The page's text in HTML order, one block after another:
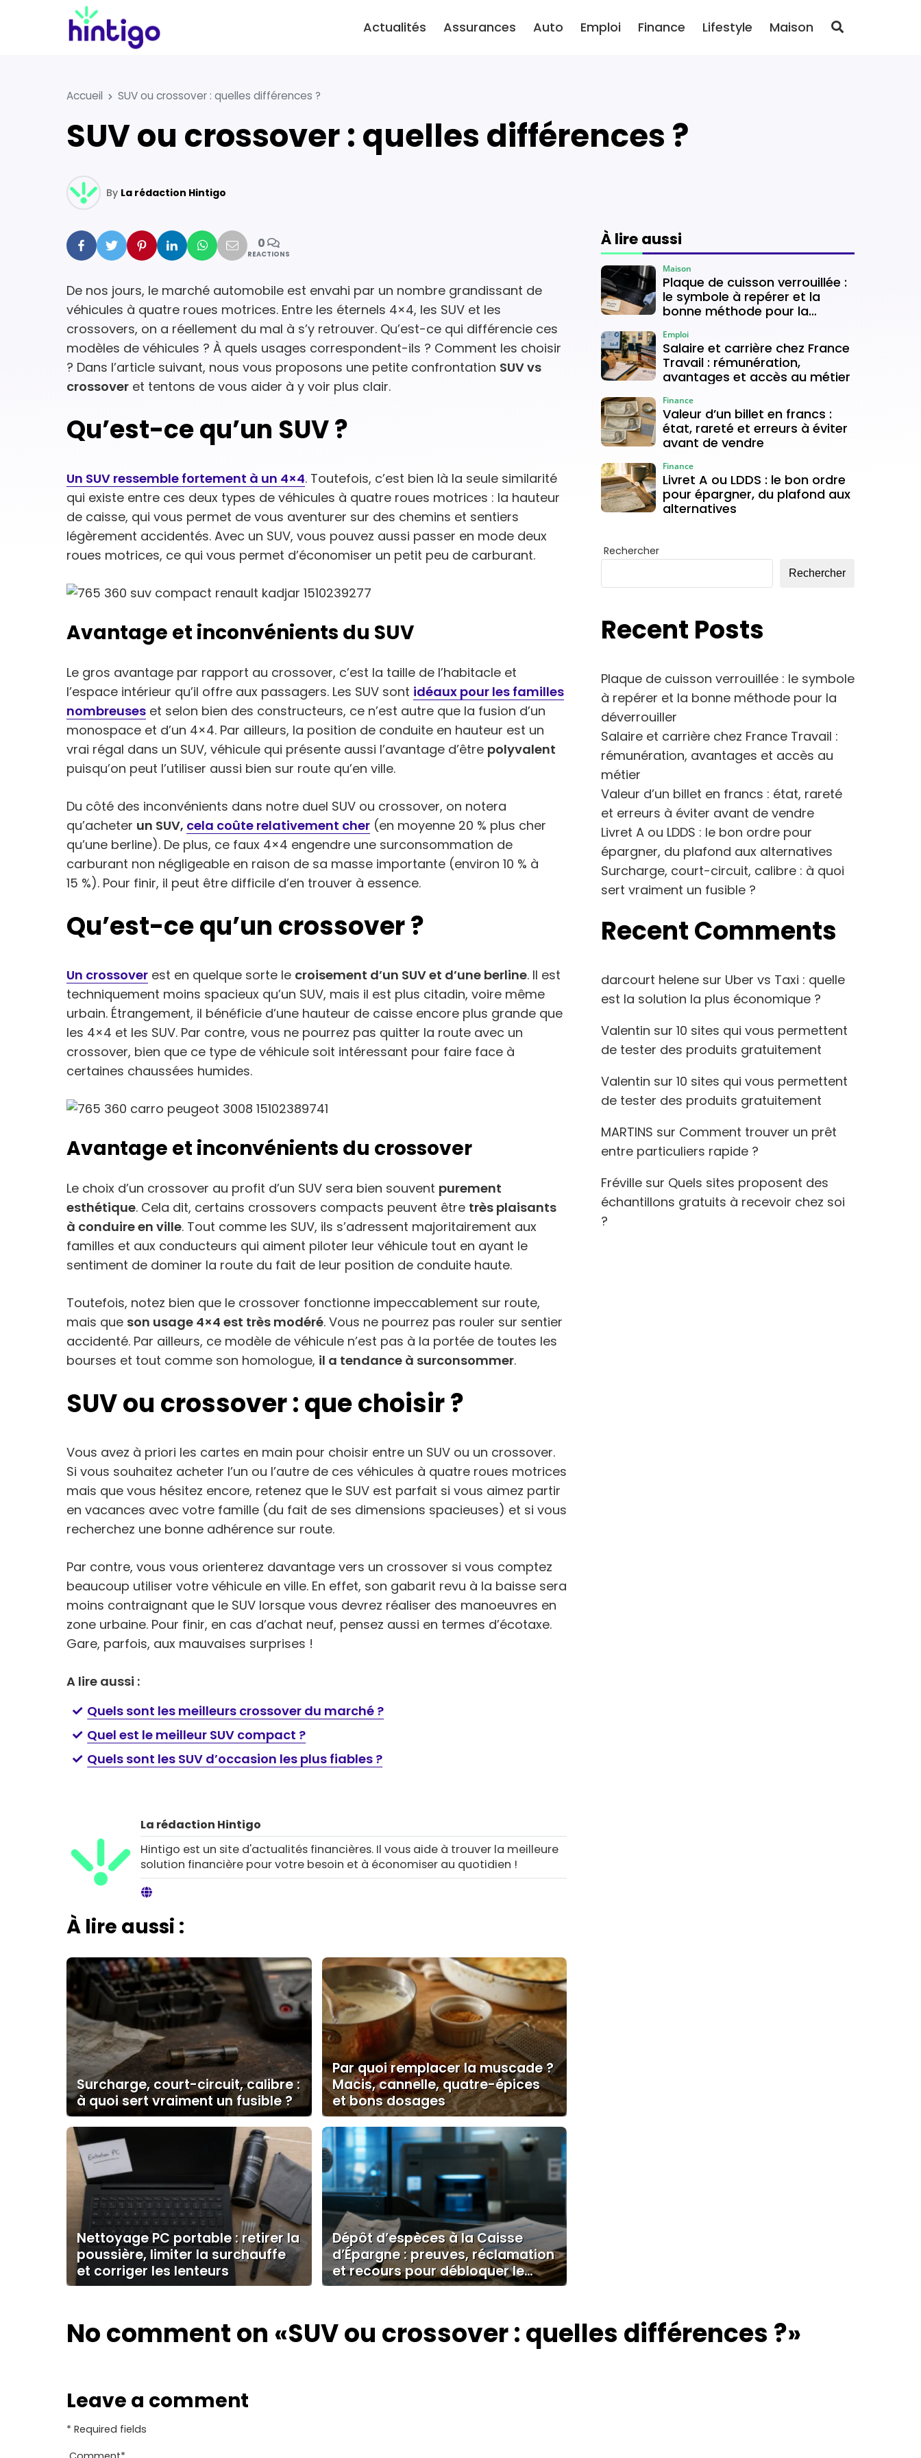
Actualités Assurances Auto Emploi Finance Lifestyle Maison
Accueil SUV ou crossover : quelles différences ?
SUV ou crossover : quelles différences ?
By La rédaction Hintigo
Facebook
Twitter PinterestLinkedinWhatsapp
Mail0
REACTIONS
De nos jours, le marché automobile est envahi par un nombre grandissant de
véhicules à quatre roues motrices. Entre les éternels 4×4, les SUV et les
crossovers, on a réellement du mal à s’y retrouver. Qu’est-ce qui différencie ces
modèles de véhicules ? À quels usages correspondent-ils ? Comment les choisir
? Dans l’article suivant, nous vous proposons une petite confrontation SUV vs
crossover et tentons de vous aider à y voir plus clair.
Qu’est-ce qu’un SUV ?
Un SUV ressemble fortement à un 4×4. Toutefois, c’est bien là la seule similarité
qui existe entre ces deux types de véhicules à quatre roues motrices : la hauteur
de caisse, qui vous permet de vous aventurer sur des chemins et sentiers
légèrement accidentés. Avec un SUV, vous pouvez aussi passer en mode deux
roues motrices, ce qui vous permet d’économiser un petit peu de carburant.
Avantage et inconvénients du SUV
Le gros avantage par rapport au crossover, c’est la taille de l’habitacle et
l’espace intérieur qu’il offre aux passagers. Les SUV sont idéaux pour les familles
nombreuses et selon bien des constructeurs, ce n’est autre que la fusion d’un
monospace et d’un 4×4. Par ailleurs, la position de conduite en hauteur est un
vrai régal dans un SUV, véhicule qui présente aussi l’avantage d’être polyvalent
puisqu’on peut l’utiliser aussi bien sur route qu’en ville.
Du côté des inconvénients dans notre duel SUV ou crossover, on notera
qu’acheter un SUV, cela coûte relativement cher (en moyenne 20 % plus cher
qu’une berline). De plus, ce faux 4×4 engendre une surconsommation de
carburant non négligeable en raison de sa masse importante (environ 10 % à
15 %). Pour finir, il peut être difficile d’en trouver à essence.
Qu’est-ce qu’un crossover ?
Un crossover est en quelque sorte le croisement d’un SUV et d’une berline. Il est
techniquement moins spacieux qu’un SUV, mais il est plus citadin, voire même
urbain. Étrangement, il bénéficie d’une hauteur de caisse encore plus grande que
les 4×4 et les SUV. Par contre, vous ne pourrez pas quitter la route avec un
crossover, bien que ce type de véhicule soit intéressant pour faire face à
certaines chaussées humides.
Avantage et inconvénients du crossover
Le choix d’un crossover au profit d’un SUV sera bien souvent purement
esthétique. Cela dit, certains crossovers compacts peuvent être très plaisants
à conduire en ville. Tout comme les SUV, ils s’adressent majoritairement aux
familles et aux conducteurs qui aiment piloter leur véhicule tout en ayant le
sentiment de dominer la route du fait de leur position de conduite haute.
Toutefois, notez bien que le crossover fonctionne impeccablement sur route,
mais que son usage 4×4 est très modéré. Vous ne pourrez pas rouler sur sentier
accidenté. Par ailleurs, ce modèle de véhicule n’est pas à la portée de toutes les
bourses et tout comme son homologue, il a tendance à surconsommer.
SUV ou crossover : que choisir ?
Vous avez à priori les cartes en main pour choisir entre un SUV ou un crossover.
Si vous souhaitez acheter l’un ou l’autre de ces véhicules à quatre roues motrices
mais que vous hésitez encore, retenez que le SUV est parfait si vous aimez partir
en vacances avec votre famille (du fait de ses dimensions spacieuses) et si vous
recherchez une bonne adhérence sur route.
Par contre, vous vous orienterez davantage vers un crossover si vous comptez
beaucoup utiliser votre véhicule en ville. En effet, son gabarit revu à la baisse sera
moins contraignant que le SUV lorsque vous devrez réaliser des manoeuvres en
zone urbaine. Pour finir, en cas d’achat neuf, pensez aussi en termes d’écotaxe.
Gare, parfois, aux mauvaises surprises !
A lire aussi :
Quels sont les meilleurs crossover du marché ?
Quel est le meilleur SUV compact ?
Quels sont les SUV d’occasion les plus fiables ?
La rédaction Hintigo
Hintigo est un site d'actualités financières. Il vous aide à trouver la meilleure
solution financière pour votre besoin et à économiser au quotidien !
À lire aussi :
Surcharge, court-circuit, calibre :
à quoi sert vraiment un fusible ?
Par quoi remplacer la muscade ?
Macis, cannelle, quatre-épices
et bons dosages
Nettoyage PC portable : retirer la
poussière, limiter la surchauffe
et corriger les lenteurs
Dépôt d’espèces à la Caisse
d’Épargne : preuves, réclamation
et recours pour débloquer le
dossier
À lire aussi
Plaque de cuisson verrouillée :
le symbole à repérer et la
bonne méthode pour la
Maison
Salaire et carrière chez France
Travail : rémunération,
avantages et accès au métier
Emploi
Valeur d’un billet en francs :
état, rareté et erreurs à éviter
avant de vendre
Finance
Livret A ou LDDS : le bon ordre
pour épargner, du plafond aux
alternatives
Finance
Rechercher
Rechercher
Recent Posts
Plaque de cuisson verrouillée : le symbole
à repérer et la bonne méthode pour la
déverrouiller
Salaire et carrière chez France Travail :
rémunération, avantages et accès au
métier
Valeur d’un billet en francs : état, rareté
et erreurs à éviter avant de vendre
Livret A ou LDDS : le bon ordre pour
épargner, du plafond aux alternatives
Surcharge, court-circuit, calibre : à quoi
sert vraiment un fusible ?
Recent Comments
darcourt helene sur Uber vs Taxi : quelle
est la solution la plus économique ?
Valentin sur 10 sites qui vous permettent
de tester des produits gratuitement
Valentin sur 10 sites qui vous permettent
de tester des produits gratuitement
MARTINS sur Comment trouver un prêt
entre particuliers rapide ?
Fréville sur Quels sites proposent des
échantillons gratuits à recevoir chez soi
?
No comment on «SUV ou crossover : quelles différences ?»
Leave a comment
* Required fields